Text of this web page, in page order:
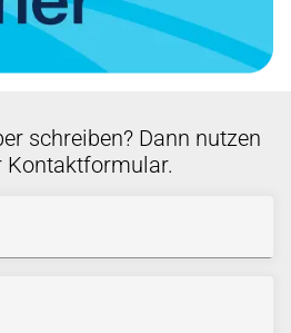
schreiben? Dann nutzen
Kontaktformular.